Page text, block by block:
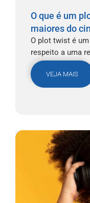
O que é um
maiores do
O plot twist é
respeito a uma
VEJA MAIS